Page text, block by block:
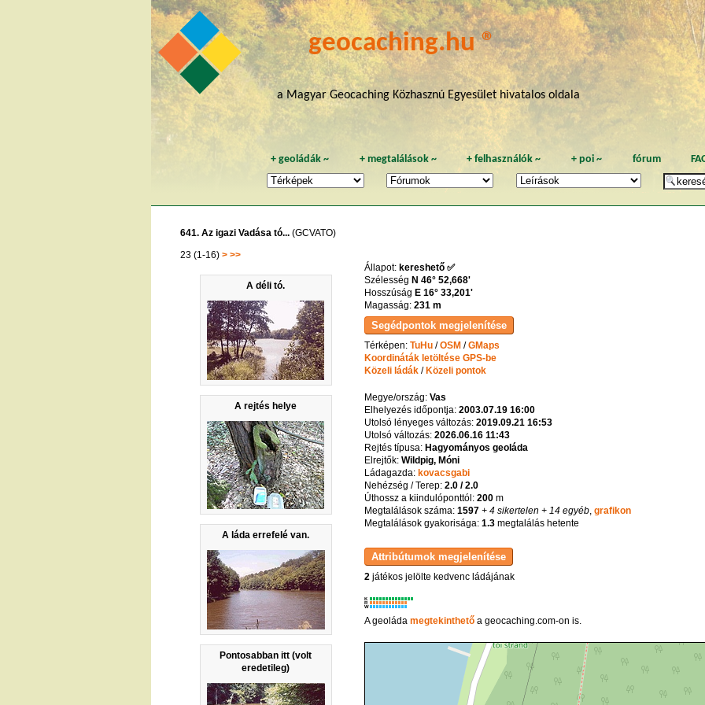
geocaching.hu ®
a Magyar Geocaching Közhasznú Egyesület hivatalos oldala
+geoládák ~ + megtalálások~ +felhasználók ~ + poi~ fórum
641. Az igazi Vadása tó... (GCVATO)
23 (1-16) > >>
A déli tó.
A rejtés helye
A láda errefelé van.
Pontosabban itt (volt
eredetileg)
Állapot: kereshető ✅
Szélesség N 46° 52,668'
Hosszúság E 16° 33,201'
Magasság: 231 m
Térképen: TuHu/OSM/GMaps
Koordináták letöltése GPS-be
Közeli ládák/Közeli pontok
Megye/ország: Vas
Elhelyezés időpontja: 2003.07.19 16:00
Utolsó lényeges változás: 2019.09.21 16:53
Utolsó változás: 2026.06.16 11:43
Rejtés típusa: Hagyományos geoláda
Elrejtők: Wildpig, Móni
Ládagazda: kovacsgabi
Nehézség / Terep: 2.0 / 2.0
Úthossz a kiindulóponttól: 200m
Megtalálások száma: 1597+ 4 sikertelen + 14 egyéb, grafikon
Megtalálások gyakorisága: 1.3megtalálás hetente
2játékos jelölte kedvenc ládájának
K
R
W
A geoláda megtekinthetőa geocaching.com-on is.